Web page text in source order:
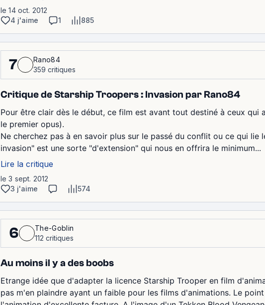
le 14 oct. 2012
4 j'aime
1 885
7
Rano84
359 critiques
Critique de Starship Troopers : Invasion par Rano84
Pour être clair dès le début, ce film est avant tout destiné à ceux qui
le premier opus).
Ne cherchez pas à en savoir plus sur le passé du conflit ou ce qui lie
invasion" est une sorte "d'extension" qui nous en offrira le minimum...
Lire la critique
le 3 sept. 2012
3 j'aime
574
6
The-Goblin
112 critiques
Au moins il y a des boobs
Etrange idée que d'adapter la licence Starship Trooper en film
pas m'en plaindre ayant un faible pour les films d'animations. Le